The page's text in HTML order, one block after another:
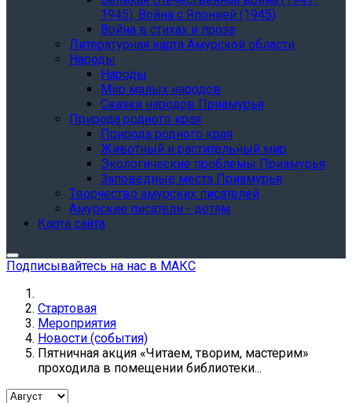
1945). Война с Японией (1945)
Война в стихах и прозе
Литературная карта Амурской области
Народы
Народы
Мир малых народов
Сказки народов Приамурья
Природа родного края
Природа родного края
Животный и растительный мир
Экологические проблемы Приамурья
Заповедные места Приамурья
Творчество амурских писателей
Амурские писатели - детям
Карта сайта
Подписывайтесь на нас в МАКС
Стартовая
Мероприятия
Новости (события)
Пятничная акция «Читаем, творим, мастерим»
проходила в помещении библиотеки...